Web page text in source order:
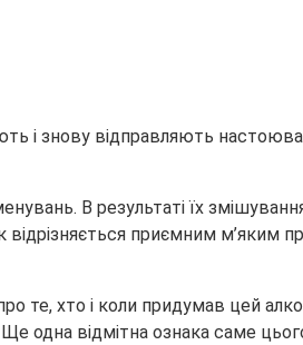
і знову відправляють
В результаті їх
приємним м’яким
те, хто і коли придумав цей
одна відмітна ознака саме